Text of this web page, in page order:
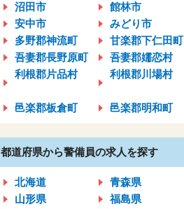
沼田市
館林市
安中市
みどり市
多野郡神流町
甘楽郡下仁田町
吾妻郡長野原町
吾妻郡嬬恋村
利根郡片品村
利根郡川場村
邑楽郡板倉町 邑楽郡明和町
都道府県から警備員の求人を探す
北海道 青森県
山形県
福島県